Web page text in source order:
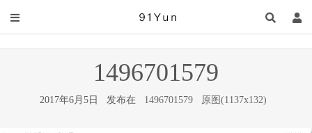
1496701579
2017年6月5日 发布在 1496701579 原图(1137x132)